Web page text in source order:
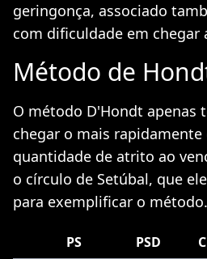
geringonça, associado
com dificuldade em chegar
Método de
O método D'Hondt apenas
chegar o mais
quantidade de atrito ao
o círculo de Setúbal, que
para exemplificar o método.
PS PSD